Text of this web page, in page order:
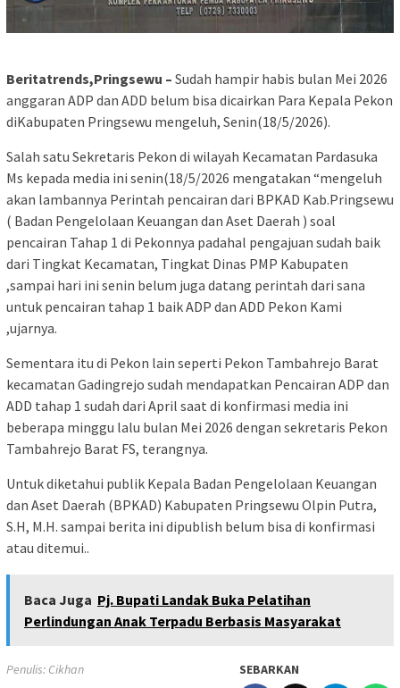
Beritatrends,Pringsewu – Sudah hampir habis bulan Mei 2026
anggaran ADP dan ADD belum bisa dicairkan Para Kepala Pekon
diKabupaten Pringsewu mengeluh, Senin(18/5/2026).
Salah satu Sekretaris Pekon di wilayah Kecamatan Pardasuka
Ms kepada media ini senin(18/5/2026 mengatakan “mengeluh
akan lambannya Perintah pencairan dari BPKAD Kab.Pringsewu
( Badan Pengelolaan Keuangan dan Aset Daerah ) soal
pencairan Tahap 1 di Pekonnya padahal pengajuan sudah baik
dari Tingkat Kecamatan, Tingkat Dinas PMP Kabupaten
,sampai hari ini senin belum juga datang perintah dari sana
untuk pencairan tahap 1 baik ADP dan ADD Pekon Kami
,ujarnya.
Sementara itu di Pekon lain seperti Pekon Tambahrejo Barat
kecamatan Gadingrejo sudah mendapatkan Pencairan ADP dan
ADD tahap 1 sudah dari April saat di konfirmasi media ini
beberapa minggu lalu bulan Mei 2026 dengan sekretaris Pekon
Tambahrejo Barat FS, terangnya.
Untuk diketahui publik Kepala Badan Pengelolaan Keuangan
dan Aset Daerah (BPKAD) Kabupaten Pringsewu Olpin Putra,
S.H, M.H. sampai berita ini dipublish belum bisa di konfirmasi
atau ditemui..
Baca Juga Pj. Bupati Landak Buka Pelatihan
Perlindungan Anak Terpadu Berbasis Masyarakat
Penulis: Cikhan SEBARKAN